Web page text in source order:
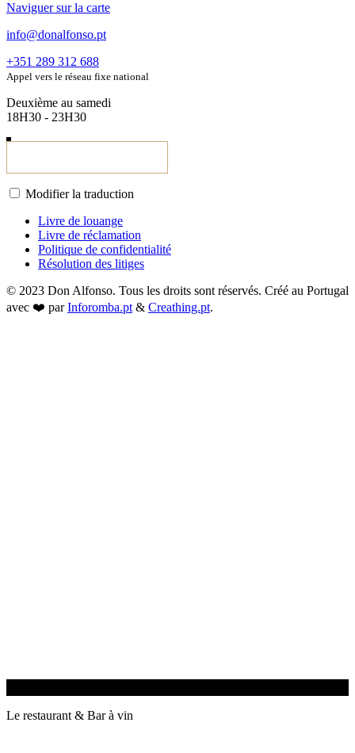
Naviguer sur la carte
info@donalfonso.pt
+351 289 312 688
Appel vers le réseau fixe national
Deuxième au samedi
18H30 - 23H30
Modifier la traduction
Livre de louange
Livre de réclamation
Politique de confidentialité
Résolution des litiges
© 2023 Don Alfonso. Tous les droits sont réservés. Créé au Portugal
avec ❤️ parInforomba.pt & Creathing.pt.
Le restaurant & Bar à vin